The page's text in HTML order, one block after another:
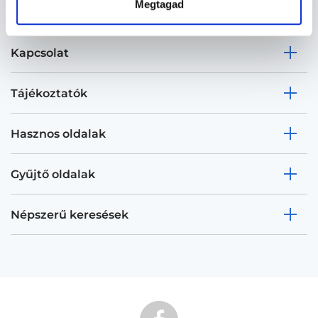
Megtagad
Kapcsolat
Tájékoztatók
Hasznos oldalak
Gyűjtő oldalak
Népszerű keresések